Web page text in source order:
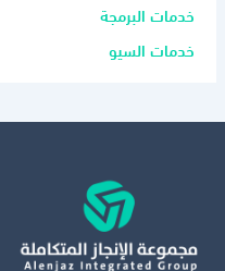
خدمات البرمجة
خدمات السيو